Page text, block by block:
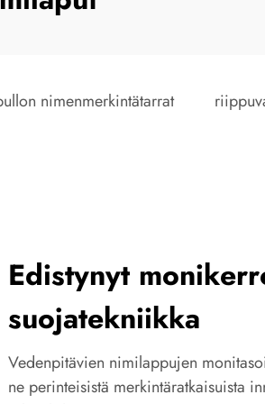
nimenmerkintätarrat
Edistynyt
suojatekniikka
Vedenpitävien nimilappujen
ne perinteisistä merkintäratkaisuista